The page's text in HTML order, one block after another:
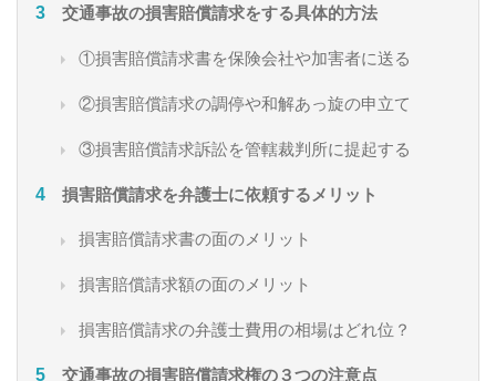
交通事故の損害賠償請求をする具体的方法
①損害賠償請求書を保険会社や加害者に送る
②損害賠償請求の調停や和解あっ旋の申立て
③損害賠償請求訴訟を管轄裁判所に提起する
損害賠償請求を弁護士に依頼するメリット
損害賠償請求書の面のメリット
損害賠償請求額の面のメリット
損害賠償請求の弁護士費用の相場はどれ位？
交通事故の損害賠償請求権の３つの注意点